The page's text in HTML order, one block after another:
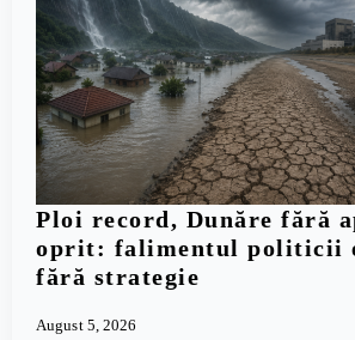
Ploi record, Dunăre fără
oprit: falimentul politicii
fără strategie
August 5, 2026